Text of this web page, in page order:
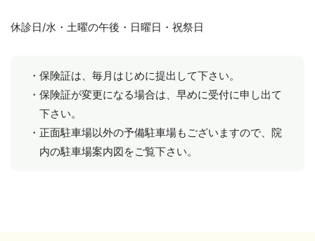
休診日/水・土曜の午後・日曜日・祝祭日
保険証は、毎月はじめに提出して下さい。
保険証が変更になる場合は、早めに受付に申し出て
下さい。
正面駐車場以外の予備駐車場もございますので、院
内の駐車場案内図をご覧下さい。